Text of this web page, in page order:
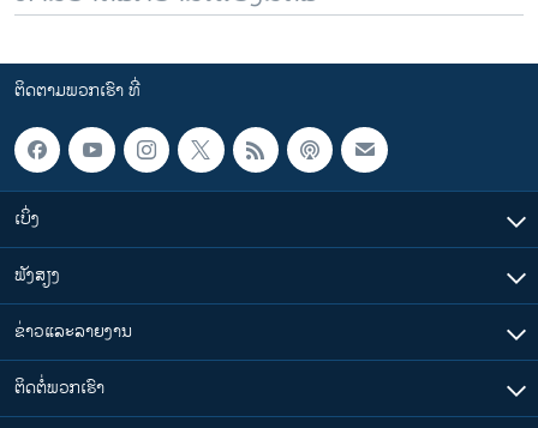
ຕິດຕາມພວກເຮົາ ທີ່
ເບິ່ງ
ຟັງສຽງ
ຂ່າວແລະລາຍງານ
ຕິດຕໍ່ພວກເຮົາ